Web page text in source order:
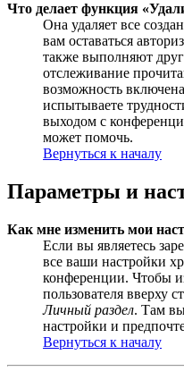
Что делает функция
Она удаляет все
вам оставаться
также выполняют
отслеживание
возможность
испытываете
выходом с
может помочь.
Вернуться к началу
Параметры и
Как мне изменить мои
Если вы являетесь
все ваши настройки
конференции. Чтобы
пользователя вверху
Личный раздел. Там
настройки и
Вернуться к началу